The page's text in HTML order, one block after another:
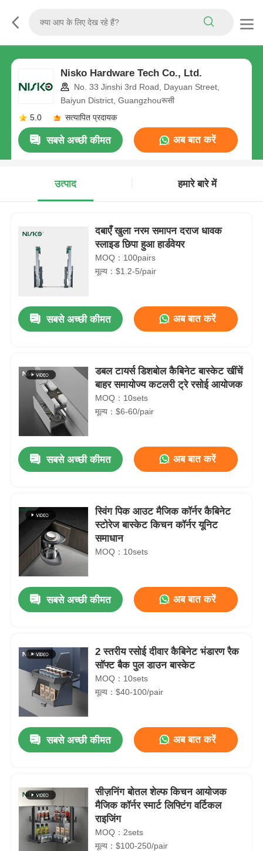
Nisko Hardware Tech Co., Ltd.
No. 33 Jinshi 3rd Road, Dayuan Street,
Baiyun District, Guangzhouरूसी
5.0
सत्यापित प्रदायक
सबसे अच्छी कीमत अब बात करें
उत्पाद हमारे बारे में
दबाएँ खुला नरम समापन दराज धावक
स्लाइड छिपा हुआ हार्डवेयर
MOQ：100pairs
मूल्य：$1.2-5/pair
सबसे अच्छी कीमत अब बात करें
डबल टायर्स डिशबोल कैबिनेट बास्केट खींचें
बाहर समायोज्य कटलरी ट्रे रसोई आयोजक
MOQ：10sets
मूल्य：$6-60/pair
सबसे अच्छी कीमत अब बात करें
स्विंग पिक आउट मैजिक कॉर्नर कैबिनेट
स्टोरेज बास्केट किचन कॉर्नर यूनिट
समाधान
MOQ：10sets
सबसे अच्छी कीमत अब बात करें
2 स्तरीय रसोई दीवार कैबिनेट भंडारण रैक
सॉफ्ट बैक पुल डाउन बास्केट
MOQ：10sets
मूल्य：$40-100/pair
सबसे अच्छी कीमत अब बात करें
सीज़निंग बोतल शेल्फ किचन आयोजक
मैजिक कॉर्नर स्मार्ट लिफ्टिंग वर्टिकल
राइजिंग
MOQ：2sets
मूल्य：$100-250/pair